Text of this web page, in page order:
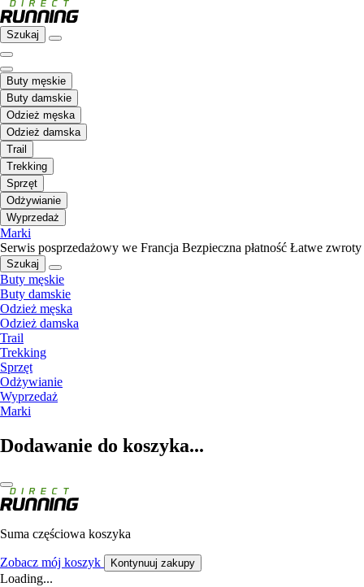
Szukaj
Buty męskie
Buty damskie
Odzież męska
Odzież damska
Trail
Trekking
Sprzęt
Odżywianie
Wyprzedaż
Marki
Serwis posprzedażowy we Francja Bezpieczna płatność Łatwe zwroty
Szukaj
Buty męskie
Buty damskie
Odzież męska
Odzież damska
Trail
Trekking
Sprzęt
Odżywianie
Wyprzedaż
Marki
Dodawanie do koszyka...
Suma częściowa koszyka
Zobacz mój koszyk Kontynuuj zakupy
Loading...